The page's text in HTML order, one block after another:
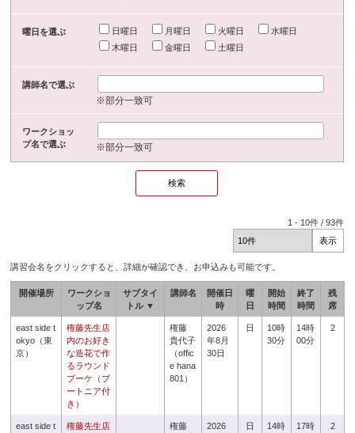
曜日を選ぶ 日曜日 月曜日 火曜日
水曜日
木曜日
金曜日 土曜日
講師名で選ぶ
※部分一致可
ワークショッ
プ名で選ぶ
※部分一致可
1 - 10件 /93件
講習会名をクリックすると、詳細が確認でき、お申込みも可能です。
開催場所
ワークショ
ップ名
サブタイ
トル ▼
講師名
開催日
時
曜
日
開始
時間
終了
時間
残
席
east side t
okyo（東
京）
権藤先生店
内のお好き
な造花で作
るラウンド
ブーケ（ブ
ートニア付
き）
権藤
貴代子
（offic
e hana
801）
2026
年8月
30日
日
10時
30分
14時
00分
2
east side t
権藤先生店
権藤
2026
日
14時
17時
2